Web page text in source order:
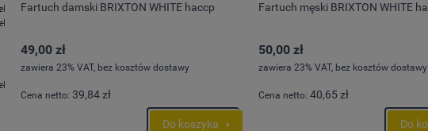
Cena regularna:386,48 zł
Cena regularna:
Cena regularna: 347,73 zł
Cena regularna:
Fartuch damski BRIXTON WHITE haccp
49,00 zł
zawiera 23% VAT, bez kosztów dostawy
Cena netto: 39,84 zł
Do koszyka
Fartuch męski BRIXTON WHITE
50,00 zł
zawiera 23% VAT, bez kosztów dostawy
Cena netto: 40,65 zł
Do